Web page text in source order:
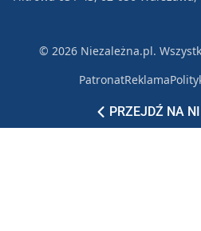
PRZEJDŹ NA
© 2026 Niezależna.pl.
PatronatReklama